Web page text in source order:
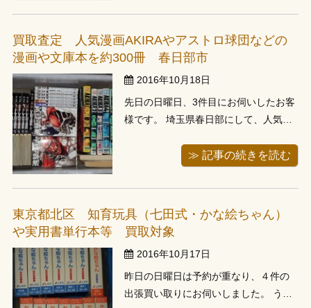
に段ボール3箱重ねてあり査定ご希望の
本が準備してありました。 内容は
NHK100分で名著シリーズや各...
買取査定 人気漫画AKIRAやアストロ球団などの
漫画や文庫本を約300冊 春日部市
2016年10月18日
先日の日曜日、3件目にお伺いしたお客
様です。 埼玉県春日部にして、人気漫
約300冊の古本をお譲り頂きました。
ました。お客様宅にお伺いしますと、
お部屋の床に平積みして置いてありま
す。漫画が好きでまとめ買いでお読み...
≫ 記事の続きを読む
東京都北区 知育玩具（七田式・かな絵ちゃん）
や実用書単行本等 買取対象
2016年10月17日
昨日の日曜日は予約が重なり、４件の
出張買い取りにお伺いしました。 うち